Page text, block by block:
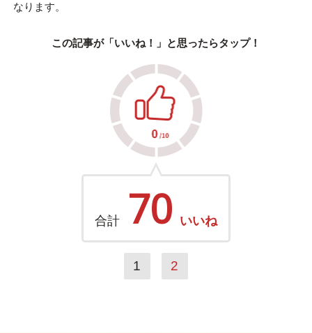
なります。
この記事が「いいね！」と思ったらタップ！
合計 70 いいね
1 2